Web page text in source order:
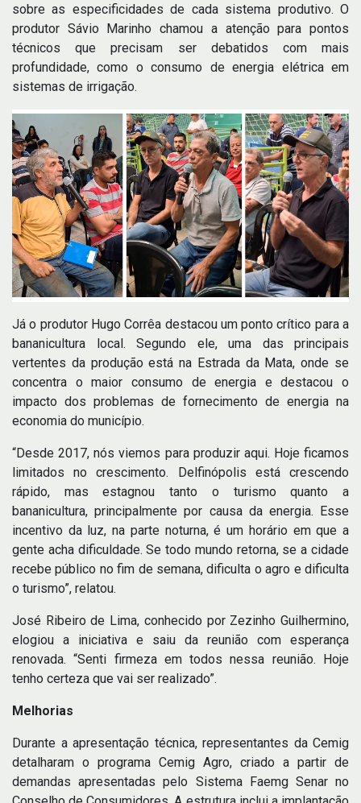
sobre as especificidades de cada sistema produtivo. O
produtor Sávio Marinho chamou a atenção para pontos
técnicos que precisam ser debatidos com mais
profundidade, como o consumo de energia elétrica em
sistemas de irrigação.
Já o produtor Hugo Corrêa destacou um ponto crítico para a
bananicultura local. Segundo ele, uma das principais
vertentes da produção está na Estrada da Mata, onde se
concentra o maior consumo de energia e destacou o
impacto dos problemas de fornecimento de energia na
economia do município.
“Desde 2017, nós viemos para produzir aqui. Hoje ficamos
limitados no crescimento. Delfinópolis está crescendo
rápido, mas estagnou tanto o turismo quanto a
bananicultura, principalmente por causa da energia. Esse
incentivo da luz, na parte noturna, é um horário em que a
gente acha dificuldade. Se todo mundo retorna, se a cidade
recebe público no fim de semana, dificulta o agro e dificulta
o turismo”, relatou.
José Ribeiro de Lima, conhecido por Zezinho Guilhermino,
elogiou a iniciativa e saiu da reunião com esperança
renovada. “Senti firmeza em todos nessa reunião. Hoje
tenho certeza que vai ser realizado”.
Melhorias
Durante a apresentação técnica, representantes da Cemig
detalharam o programa Cemig Agro, criado a partir de
demandas apresentadas pelo Sistema Faemg Senar no